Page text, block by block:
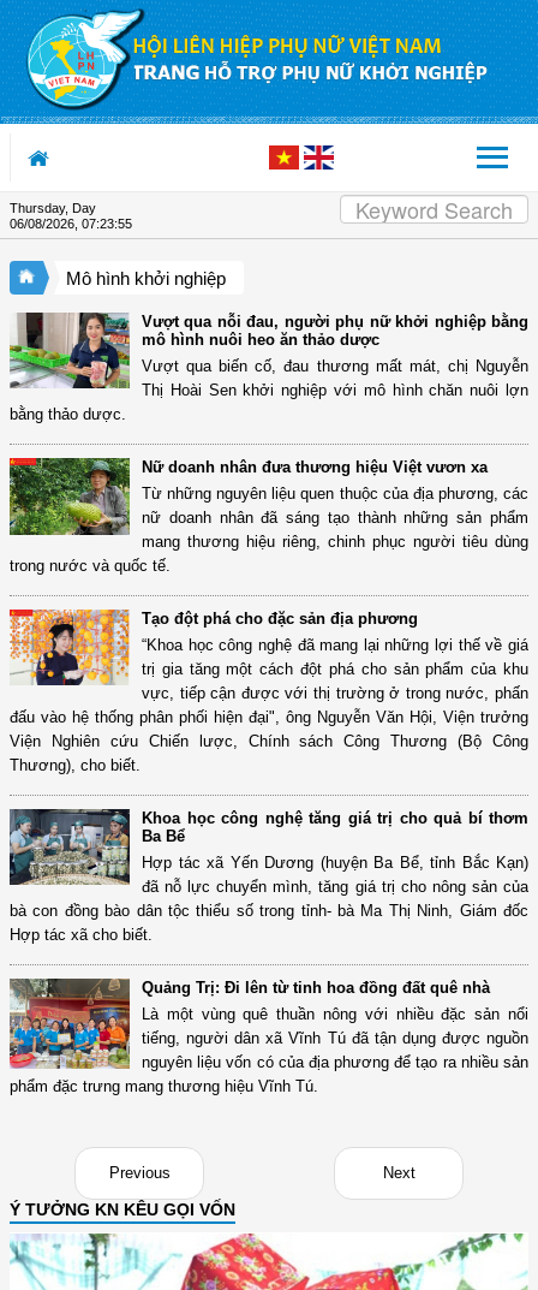
Skip to Content
Thursday, Day
06/08/2026 07:23:55
Mô hình khởi nghiệp
Vượt qua nỗi đau, người phụ nữ khởi nghiệp bằng
mô hình nuôi heo ăn thảo dược
Vượt qua biến cố, đau thương mất mát, chị Nguyễn
Thị Hoài Sen khởi nghiệp với mô hình chăn nuôi lợn
bằng thảo dược.
Nữ doanh nhân đưa thương hiệu Việt vươn xa
Từ những nguyên liệu quen thuộc của địa phương, các
nữ doanh nhân đã sáng tạo thành những sản phẩm
mang thương hiệu riêng, chinh phục người tiêu dùng
trong nước và quốc tế.
Tạo đột phá cho đặc sản địa phương
“Khoa học công nghệ đã mang lại những lợi thế về giá
trị gia tăng một cách đột phá cho sản phẩm của khu
vực, tiếp cận được với thị trường ở trong nước, phấn
đấu vào hệ thống phân phối hiện đại", ông Nguyễn Văn Hội, Viện trưởng
Viện Nghiên cứu Chiến lược, Chính sách Công Thương (Bộ Công
Thương), cho biết.
Khoa học công nghệ tăng giá trị cho quả bí thơm
Ba Bể
Hợp tác xã Yến Dương (huyện Ba Bể, tỉnh Bắc Kạn)
đã nỗ lực chuyển mình, tăng giá trị cho nông sản của
bà con đồng bào dân tộc thiểu số trong tỉnh- bà Ma Thị Ninh, Giám đốc
Hợp tác xã cho biết.
Quảng Trị: Đi lên từ tinh hoa đồng đất quê nhà
Là một vùng quê thuần nông với nhiều đặc sản nổi
tiếng, người dân xã Vĩnh Tú đã tận dụng được nguồn
nguyên liệu vốn có của địa phương để tạo ra nhiều sản
phẩm đặc trưng mang thương hiệu Vĩnh Tú.
Previous Next
Ý TƯỞNG KN KÊU GỌI VỐN